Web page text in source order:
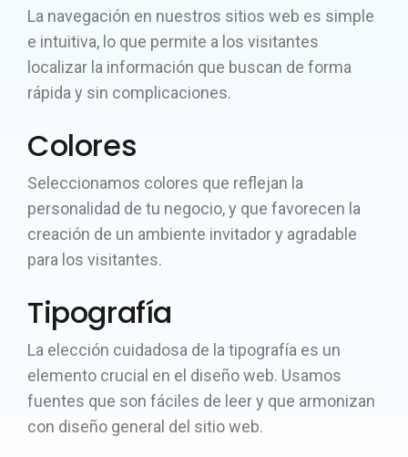
La navegación en nuestros sitios web es simple
e intuitiva, lo que permite a los visitantes
localizar la información que buscan de forma
rápida y sin complicaciones.
Colores
Seleccionamos colores que reflejan la
personalidad de tu negocio, y que favorecen la
creación de un ambiente invitador y agradable
para los visitantes.
Tipografía
La elección cuidadosa de la tipografía es un
elemento crucial en el diseño web. Usamos
fuentes que son fáciles de leer y que armonizan
con diseño general del sitio web.